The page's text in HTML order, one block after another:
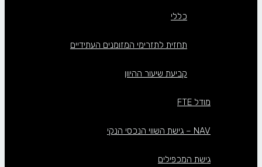
כללי
תחזית לתזרימי המזומנים העתידיים
קביעת שיעור ההיוון
מודל FTE
NAV – גישת השווי הנכסי הנקי
גישת המכפילים